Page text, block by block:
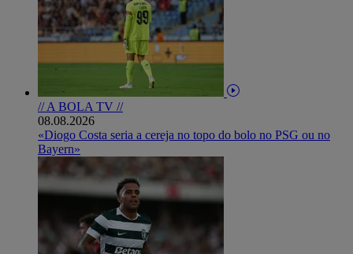
// A BOLA TV //
08.08.2026
«Diogo Costa seria a cereja no topo do bolo no PSG ou no
Bayern»